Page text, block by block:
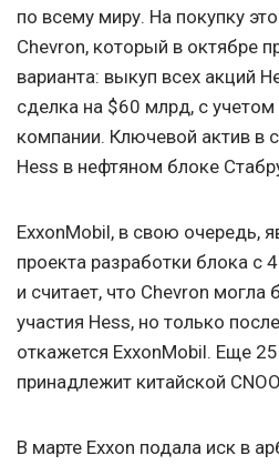
по всему миру. На покупку
Chevron, который в октябре
варианта: выкуп всех акций
сделка на $60 млрд, с
компании. Ключевой актив в
Hess в нефтяном блоке
ExxonMobil, в свою очередь,
проекта разработки блока с
и считает, что Chevron
участия Hess, но только
откажется ExxonMobil. Еще
принадлежит китайской
В марте Exxon подала иск в